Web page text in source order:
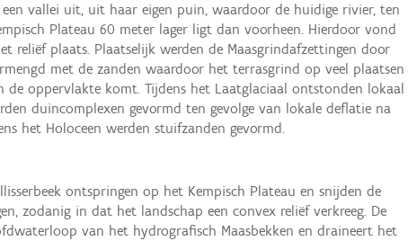
een vallei uit, uit haar eigen puin, waardoor de huidige rivier, ten
Plateau 60 meter lager ligt dan voorheen. Hierdoor vond
reliëf plaats. Plaatselijk werden de Maasgrindafzettingen door
met de zanden waardoor het terrasgrind op veel plaatsen
de oppervlakte komt. Tijdens het Laatglaciaal ontstonden lokaal
duincomplexen gevormd ten gevolge van lokale deflatie na
het Holoceen werden stuifzanden gevormd.
ontspringen op het Kempisch Plateau en snijden de
zodanig in dat het landschap een convex reliëf verkreeg. De
van het hydrografisch Maasbekken en draineert het